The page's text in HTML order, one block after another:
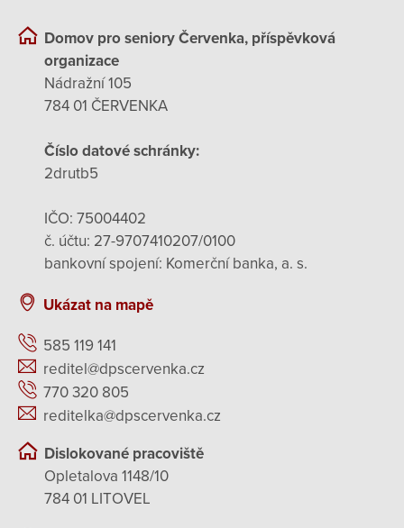
Domov pro seniory Červenka, příspěvková
organizace
Nádražní 105
784 01 ČERVENKA
Číslo datové schránky:
2drutb5
IČO: 75004402
č. účtu: 27-9707410207/0100
bankovní spojení: Komerční banka, a. s.
Ukázat na mapě
585 119 141
reditel@dpscervenka.cz
770 320 805
reditelka@dpscervenka.cz
Dislokované pracoviště
Opletalova 1148/10
784 01 LITOVEL